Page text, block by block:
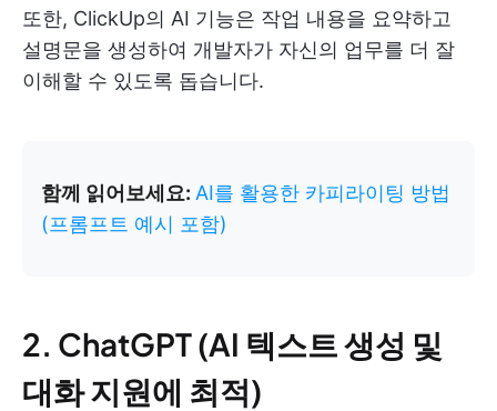
또한, ClickUp의 AI 기능은 작업 내용을 요약하고
설명문을 생성하여 개발자가 자신의 업무를 더 잘
이해할 수 있도록 돕습니다.
함께 읽어보세요: AI를 활용한 카피라이팅 방법
(프롬프트 예시 포함)
2. ChatGPT (AI 텍스트 생성 및
대화 지원에 최적)